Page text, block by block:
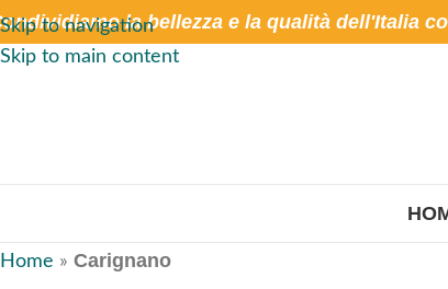
Skip to navigation
Skip to main content
la bellezza e la qualità dell'Italia
Home » Carignano